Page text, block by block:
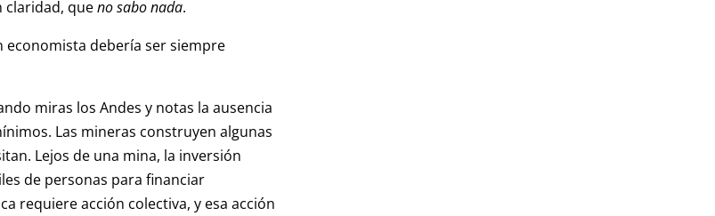
claridad, queno sabo nada.
economista debería ser siempre
miras los Andes y notas la ausencia
Las mineras construyen algunas
Lejos de una mina, la inversión
de personas para financiar
requiere acción colectiva, y esa acción